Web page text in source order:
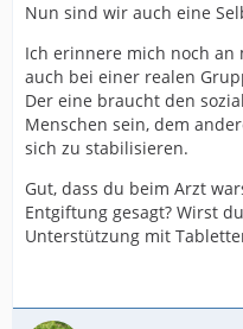
Nun sind wir auch eine
Ich erinnere mich noch
auch bei einer realen
Der eine braucht den
Menschen sein, dem
sich zu stabilisieren.
Gut, dass du beim Arzt
Entgiftung gesagt? Wirst
Unterstützung mit